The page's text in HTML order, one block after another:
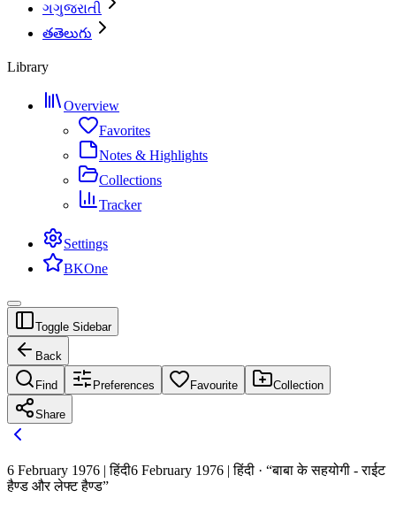
ગગુજરાતી
తతెలుగు
Library
Overview
Favorites
Notes & Highlights
Collections
Tracker
Settings
BKOne
Toggle Sidebar
Back
Find Preferences Favourite Collection
Share
6 February 1976 | हिंदी6 February 1976 | हिंदी · “बाबा के सहयोगी - राईट
हैण्ड और लेफ्ट हैण्ड”